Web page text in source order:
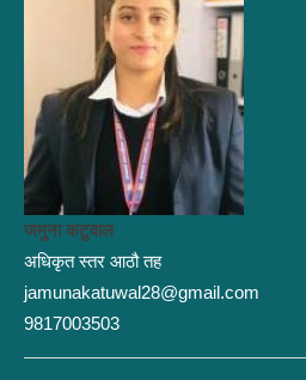
जमुना कटुवाल
अधिकृत स्तर आठौ तह
jamunakatuwal28@gmail.com
9817003503